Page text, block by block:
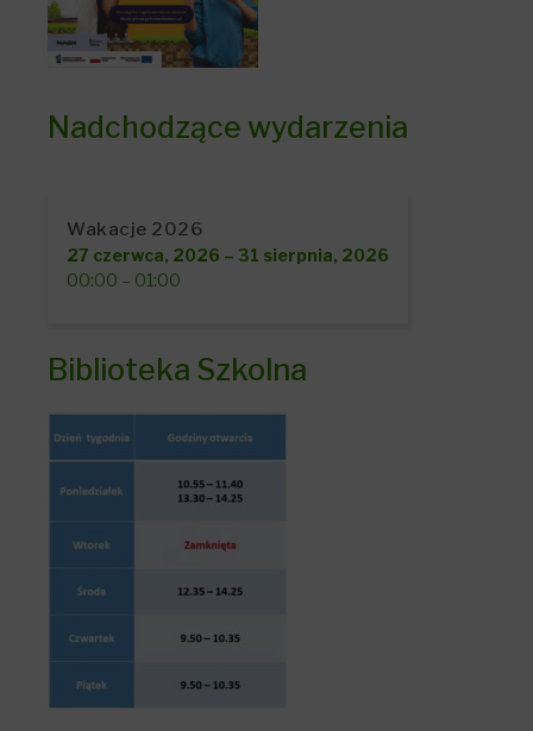
Nadchodzące wydarzenia
Wakacje 2026
27 czerwca, 2026 – 31 sierpnia, 2026
00:00 – 01:00
Biblioteka Szkolna